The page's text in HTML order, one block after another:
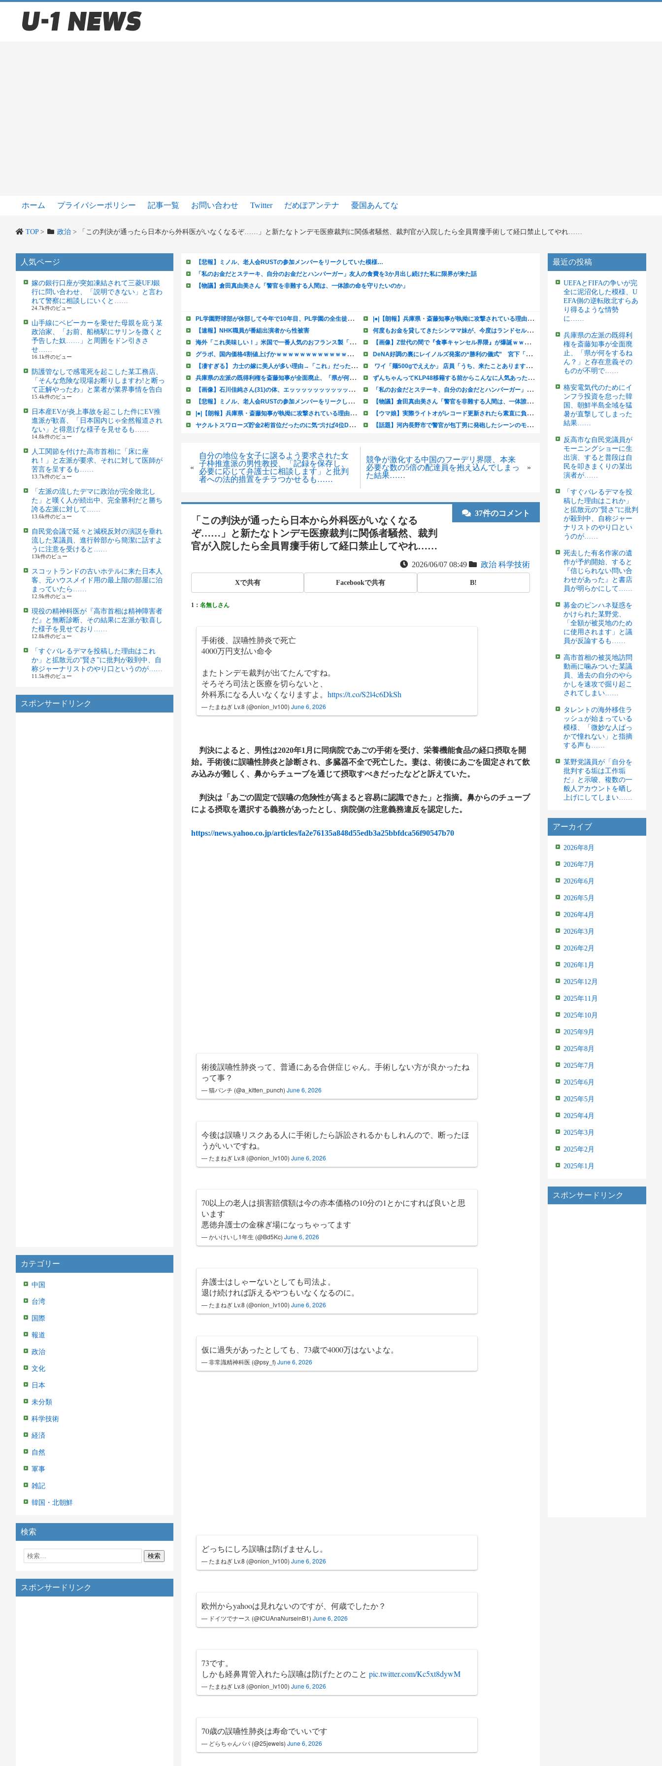
ホーム プライバシーポリシー 記事一覧 お問い合わせ Twitter だめぽアンテナ 憂国あんてな
TOP> 政治> 「この判決が通ったら日本から外科医がいなくなるぞ……」と新たなトンデモ医療裁判に関係者騒然、裁判官が入院したら全員胃瘻手術して経口禁止してやれ……
人気ページ
嫁の銀行口座が突如凍結されて三菱UFJ銀
行に問い合わせ、「説明できない」と言わ
れて警察に相談しにいくと……
24.7k件のビュー
山手線にベビーカーを乗せた母親を庇う某
政治家、「お前、船橋駅にサリンを撒くと
予告した奴……」と周囲をドン引きさ
せ……
16.1k件のビュー
防護管なしで感電死を起こした某工務店、
「そんな危険な現場お断りしますわ!と断っ
て正解やったわ」と業者が業界事情を告白
15.4k件のビュー
日本産EVが炎上事故を起こした件にEV推
進派が歓喜、「日本国内じゃ全然報道され
ない」と得意げな様子を見せるも……
14.8k件のビュー
人工関節を付けた高市首相に「床に座
れ！」と左派が要求、それに対して医師が
苦言を呈するも……
13.7k件のビュー
「左派の流したデマに政治が完全敗北し
た」と嘆く人が続出中、完全勝利だと勝ち
誇る左派に対して……
13.6k件のビュー
自民党会議で延々と減税反対の演説を垂れ
流した某議員、進行幹部から簡潔に話すよ
うに注意を受けると……
13k件のビュー
スコットランドの古いホテルに来た日本人
客、元ハウスメイド用の最上階の部屋に泊
まっていたら……
12.9k件のビュー
現役の精神科医が『高市首相は精神障害者
だ』と無断診断、その結果に左派が歓喜し
た様子を見せており……
12.8k件のビュー
「すぐバレるデマを投稿した理由はこれ
か」と拡散元の”賢さ”に批判が殺到中、自
称ジャーナリストのやり口というのが……
11.5k件のビュー
スポンサードリンク
カテゴリー
中国
台湾
国際
報道
政治
文化
日本
未分類
科学技術
経済
自然
軍事
雑記
韓国・北朝鮮
検索
スポンサードリンク
«
自分の地位を女子に譲るよう要求された女
子枠推進派の男性教授、「記録を保存し、
必要に応じて弁護士に相談します」と批判
者への法的措置をチラつかせるも……
競争が激化する中国のフーデリ界隈、本来
必要な数の5倍の配達員を抱え込んでしまっ
た結果……
»
37件のコメント
「この判決が通ったら日本から外科医がいなくなる
ぞ……」と新たなトンデモ医療裁判に関係者騒然、裁判
官が入院したら全員胃瘻手術して経口禁止してやれ……
2026/06/07 08:49 政治 科学技術
Xで共有 Facebookで共有 B!
1： 名無しさん
手術後、誤嚥性肺炎で死亡
4000万円支払い命令
またトンデモ裁判が出てたんですね。
そろそろ司法と医療を切らないと、
外科系になる人いなくなりますよ。 https://t.co/S2l4c6DkSh
— たまねぎ Lv.8 (@onion_lv100) June 6, 2026
判決によると、男性は2020年1月に同病院であごの手術を受け、栄養機能食品の経口摂取を開
始。手術後に誤嚥性肺炎と診断され、多臓器不全で死亡した。妻は、術後にあごを固定されて飲
み込みが難しく、鼻からチューブを通じて摂取すべきだったなどと訴えていた。
判決は「あごの固定で誤嚥の危険性が高まると容易に認識できた」と指摘。鼻からのチューブ
による摂取を選択する義務があったとし、病院側の注意義務違反を認定した。
https://news.yahoo.co.jp/articles/fa2e76135a848d55edb3a25bbfdca56f90547b70
術後誤嚥性肺炎って、普通にある合併症じゃん。手術しない方が良かったね
って事？
— 猫パンチ (@a_kitten_punch) June 6, 2026
今後は誤嚥リスクある人に手術したら訴訟されるかもしれんので、断ったほ
うがいいですね。
— たまねぎ Lv.8 (@onion_lv100) June 6, 2026
70以上の老人は損害賠償額は今の赤本価格の10分の1とかにすれば良いと思
います
悪徳弁護士の金稼ぎ場になっちゃってます
— かいけいし1年生 (@Bd5Kc) June 6, 2026
弁護士はしゃーないとしても司法よ。
退け続ければ訴えるやつもいなくなるのに。
— たまねぎ Lv.8 (@onion_lv100) June 6, 2026
仮に過失があったとしても、73歳で4000万はないよな。
— 非常識精神科医 (@psy_f) June 6, 2026
どっちにしろ誤嚥は防げませんし。
— たまねぎ Lv.8 (@onion_lv100) June 6, 2026
欧州からyahooは見れないのですが、何歳でしたか？
— ドイツでナース (@ICUAnaNurseinB1) June 6, 2026
73です。
しかも経鼻胃管入れたら誤嚥は防げたとのこと pic.twitter.com/Kc5xt8dywM
— たまねぎ Lv.8 (@onion_lv100) June 6, 2026
70歳の誤嚥性肺炎は寿命でいいです
— どらちゃんパパ (@25jewels) June 6, 2026
最近の投稿
UEFAとFIFAの争いが完
全に泥沼化した模様、U
EFA側の逆転敗北すらあ
り得るような情勢
に……
兵庫県の左派の既得利
権を斎藤知事が全面廃
止、「県が何をするね
ん？」と存在意義その
ものが不明で……
格安電気代のためにイ
ンフラ投資を怠った韓
国、朝鮮半島全域を猛
暑が直撃してしまった
結果……
反高市な自民党議員が
モーニングショーに生
出演、すると普段は自
民を叩きまくりの某出
演者が……
「すぐバレるデマを投
稿した理由はこれか」
と拡散元の”賢さ”に批判
が殺到中、自称ジャー
ナリストのやり口とい
うのが……
死去した有名作家の遺
作が予約開始、すると
『信じられない問い合
わせがあった』と書店
員が明らかにして……
募金のピンハネ疑惑を
かけられた某野党、
「全額が被災地のため
に使用されます」と議
員が反論するも……
高市首相の被災地訪問
動画に噛みついた某議
員、過去の自分のやら
かしを速攻で掘り起こ
されてしまい……
タレントの海外移住ラ
ッシュが始まっている
模様、「微妙な人ばっ
かで憧れない」と指摘
する声も……
某野党議員が「自分を
批判する垢は工作垢
だ」と示唆、複数の一
般人アカウントを晒し
上げにしてしまい……
アーカイブ
2026年8月
2026年7月
2026年6月
2026年5月
2026年4月
2026年3月
2026年2月
2026年1月
2025年12月
2025年11月
2025年10月
2025年9月
2025年8月
2025年7月
2025年6月
2025年5月
2025年4月
2025年3月
2025年2月
2025年1月
スポンサードリンク